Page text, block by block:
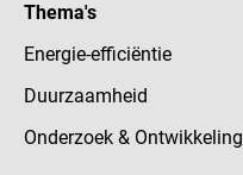
Thema's
Energie-efficiëntie
Duurzaamheid
Onderzoek & Ontwikkeling